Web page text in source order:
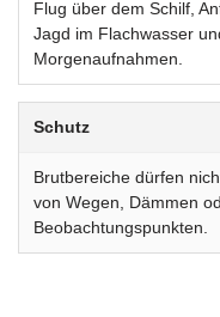
Flug über dem Schilf,
Jagd im Flachwasser
Morgenaufnahmen.
Schutz
Brutbereiche dürfen
von Wegen, Dämmen
Beobachtungspunkten.